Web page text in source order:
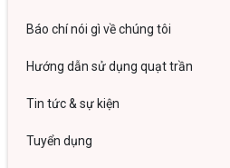
Báo chí nói gì về chúng tôi
Hướng dẫn sử dụng quạt trần
Tin tức & sự kiện
Tuyển dụng